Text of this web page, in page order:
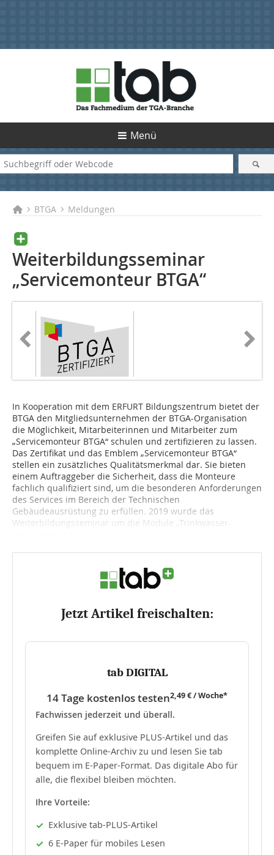
Menü
BTGA Meldungen
Weiterbildungsseminar
„Servicemonteur BTGA“
In Kooperation mit dem ERFURT Bildungszentrum bietet der
BTGA den Mitgliedsunternehmen der BTGA-Organisation
die Möglichkeit, Mitarbeiterinnen und Mitarbeiter zum
„Servicemonteur BTGA“ schulen und zertifizieren zu lassen.
Das Zertifikat und das Emblem „Servicemonteur BTGA“
stellen ein zusätzliches Qualitätsmerkmal dar. Sie bieten
einem Auftraggeber die Sicherheit, dass die Monteure
fachlich qualifiziert sind, um die besonderen Anforderungen
des Services im Bereich der Technischen
Gebäudeausrüstung zu erfüllen. 2019 wurde das
Weiterbildungsseminar um die Module „Trinkwasser-
Jetzt Artikel freischalten:
tab DIGITAL
14 Tage kostenlos testen2,49 € / Woche*
Fachwissen jederzeit und überall.
Greifen Sie auf exklusive PLUS-Artikel und das
komplette Online-Archiv zu und lesen Sie tab
bequem im E-Paper-Format. Das digitale Abo für
alle, die flexibel bleiben möchten.
Ihre Vorteile:
Exklusive tab-PLUS-Artikel
6 E-Paper für mobiles Lesen